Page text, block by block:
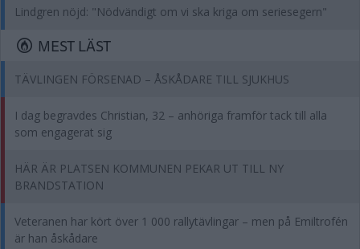
Lindgren nöjd: "Nödvändigt om vi ska kriga om seriesegern"
MEST LÄST
TÄVLINGEN FÖRSENAD – ÅSKÅDARE TILL SJUKHUS
I dag begravdes Christian, 32 – anhöriga framför tack till alla
som engagerat sig
HÄR ÄR PLATSEN KOMMUNEN PEKAR UT TILL NY
BRANDSTATION
Veteranen har kört över 1 000 rallytävlingar – men på Emiltrofén
är han åskådare